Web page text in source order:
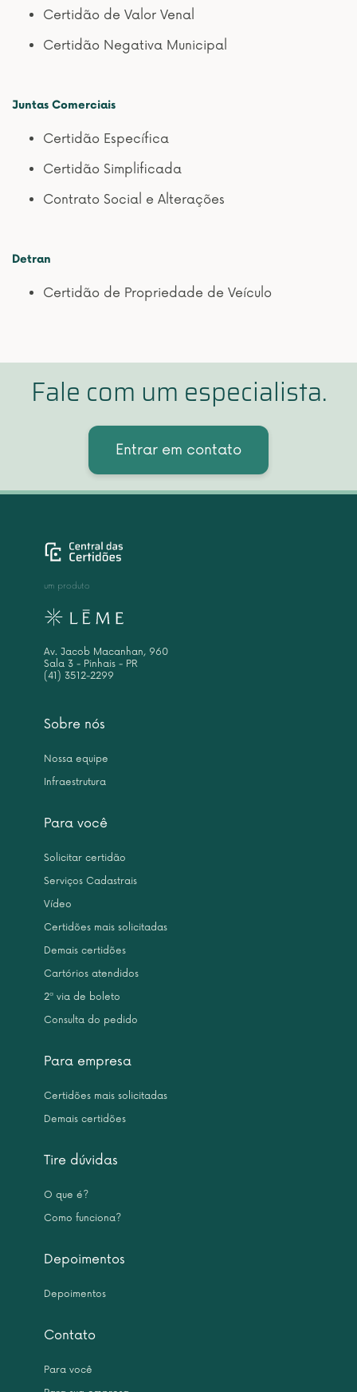
Certidão de Valor Venal
Certidão Negativa Municipal
Juntas Comerciais
Certidão Específica
Certidão Simplificada
Contrato Social e Alterações
Detran
Certidão de Propriedade de Veículo
Fale com um especialista.
Entrar em contato
Sobre nós
Nossa equipe
Infraestrutura
Para você
Solicitar certidão
Serviços Cadastrais
Vídeo
Certidões mais solicitadas
Demais certidões
Cartórios atendidos
2ª via de boleto
Consulta do pedido
Para empresa
Certidões mais solicitadas
Demais certidões
Tire dúvidas
O que é?
Como funciona?
Depoimentos
Depoimentos
Contato
Para você
um produto
Av. Jacob Macanhan, 960
Sala 3 - Pinhais - PR
(41) 3512-2299